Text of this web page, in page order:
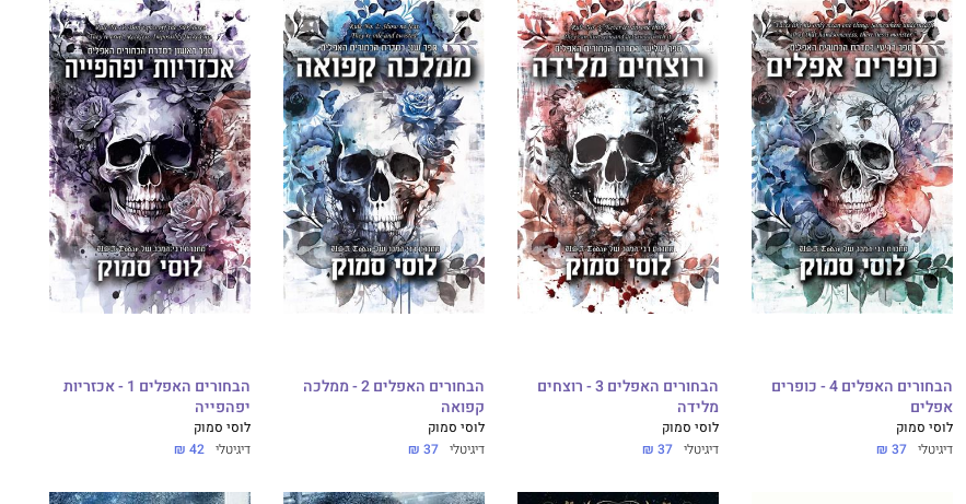
הבחורים האפלים 4 - כופרים
אפלים
לוסי סמוק
דיגיטלי 37 ₪
הבחורים האפלים 3 - רוצחים
מלידה
לוסי סמוק
דיגיטלי 37 ₪
הבחורים האפלים 2 - ממלכה
קפואה
לוסי סמוק
דיגיטלי 37 ₪
הבחורים האפלים 1 - אכזריות
יפהפייה
לוסי סמוק
דיגיטלי 42 ₪